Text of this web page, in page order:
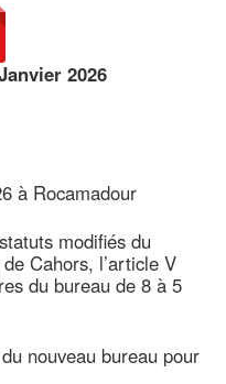
2026
à Rocamadour
modifiés du
Cahors, l’article V
du bureau de 8 à 5
nouveau bureau pour